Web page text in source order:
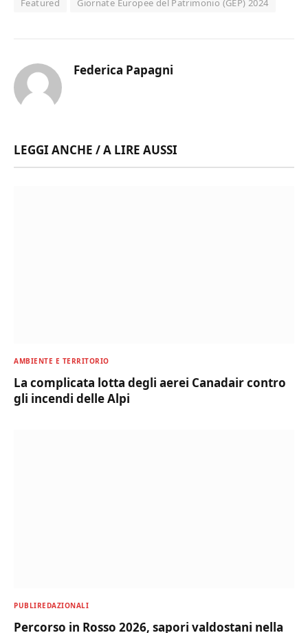
Featured Giornate Europee del Patrimonio (GEP) 2024
Federica Papagni
LEGGI ANCHE / A LIRE AUSSI
AMBIENTE E TERRITORIO
La complicata lotta degli aerei Canadair contro
gli incendi delle Alpi
PUBLIREDAZIONALI
Percorso in Rosso 2026, sapori valdostani nella